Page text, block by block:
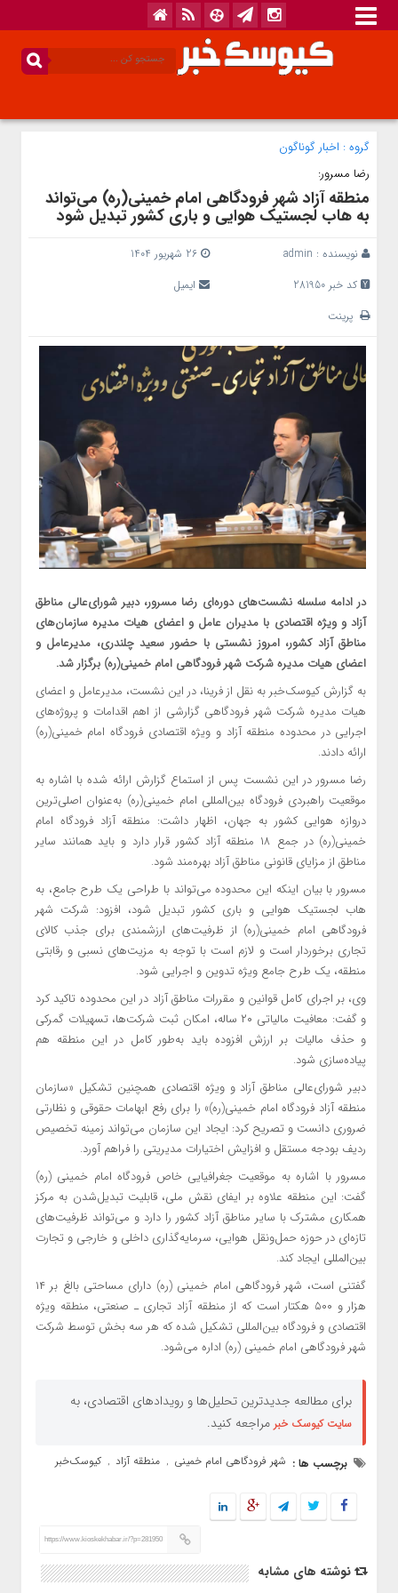
گروه : اخبار گوناگون
رضا مسرور:
منطقه آزاد شهر فرودگاهی امام خمینی(ره) می‌تواند
به هاب لجستیک هوایی و باری کشور تبدیل شود
نویسنده : admin
26 شهریور 1404
کد خبر 281950
ایمیل
پرینت
در ادامه سلسله نشست‌های دوره‌ای رضا مسرور، دبیر شورای‌عالی مناطق
آزاد و ویژه اقتصادی با مدیران عامل و اعضای هیات مدیره سازمان‌های
مناطق آزاد کشور، امروز نشستی با حضور سعید چلندری، مدیرعامل و
اعضای هیات مدیره شرکت شهر فرودگاهی امام خمینی(ره) برگزار شد.
به گزارش کیوسک‌خبر به نقل از فرینا، در این نشست، مدیرعامل و اعضای
هیات مدیره شرکت شهر فرودگاهی گزارشی از اهم اقدامات و پروژه‌های
اجرایی در محدوده منطقه آزاد و ویژه اقتصادی فرودگاه امام خمینی(ره)
ارائه دادند.
رضا مسرور در این نشست پس از استماع گزارش ارائه شده با اشاره به
موقعیت راهبردی فرودگاه بین‌المللی امام خمینی(ره) به‌عنوان اصلی‌ترین
دروازه هوایی کشور به جهان، اظهار داشت: منطقه آزاد فرودگاه امام
خمینی(ره) در جمع ۱۸ منطقه آزاد کشور قرار دارد و باید همانند سایر
مناطق از مزایای قانونی مناطق آزاد بهره‌مند شود.
مسرور با بیان اینکه این محدوده می‌تواند با طراحی یک طرح جامع، به
هاب لجستیک هوایی و باری کشور تبدیل شود، افزود: شرکت شهر
فرودگاهی امام خمینی(ره) از ظرفیت‌های ارزشمندی برای جذب کالای
تجاری برخوردار است و لازم است با توجه به مزیت‌های نسبی و رقابتی
منطقه، یک طرح جامع ویژه تدوین و اجرایی شود.
وی، بر اجرای کامل قوانین و مقررات مناطق آزاد در این محدوده تاکید کرد
و گفت: معافیت مالیاتی ۲۰ ساله، امکان ثبت شرکت‌ها، تسهیلات گمرکی
و حذف مالیات بر ارزش افزوده باید به‌طور کامل در این منطقه هم
پیاده‌سازی شود.
دبیر شورای‌عالی مناطق آزاد و ویژه اقتصادی همچنین تشکیل «سازمان
منطقه آزاد فرودگاه امام خمینی(ره)» را برای رفع ابهامات حقوقی و نظارتی
ضروری دانست و تصریح کرد: ایجاد این سازمان می‌تواند زمینه تخصیص
ردیف بودجه مستقل و افزایش اختیارات مدیریتی را فراهم آورد.
مسرور با اشاره به موقعیت جغرافیایی خاص فرودگاه امام خمینی (ره)
گفت: این منطقه علاوه بر ایفای نقش ملی، قابلیت تبدیل‌شدن به مرکز
همکاری مشترک با سایر مناطق آزاد کشور را دارد و می‌تواند ظرفیت‌های
تازه‌ای در حوزه حمل‌ونقل هوایی، سرمایه‌گذاری داخلی و خارجی و تجارت
بین‌المللی ایجاد کند.
گفتنی است، شهر فرودگاهی امام خمینی (ره) دارای مساحتی بالغ بر ۱۴
هزار و ۵۰۰ هکتار است که از منطقه آزاد تجاری ـ صنعتی، منطقه ویژه
اقتصادی و فرودگاه بین‌المللی تشکیل شده که هر سه بخش توسط شرکت
شهر فرودگاهی امام خمینی (ره) اداره می‌شود.
برای مطالعه جدیدترین تحلیل‌ها و رویدادهای اقتصادی، به
سایت کیوسک خبر مراجعه کنید.
برچسب ها : شهر فرودگاهی امام خمینی , منطقه آزاد , کیوسک‌خبر
https://www.kioskekhabar.ir/?p=281950
نوشته های مشابه